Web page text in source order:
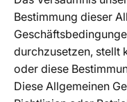
Bestimmung dieser
durchzusetzen, stellt
oder diese
Diese Allgemeinen